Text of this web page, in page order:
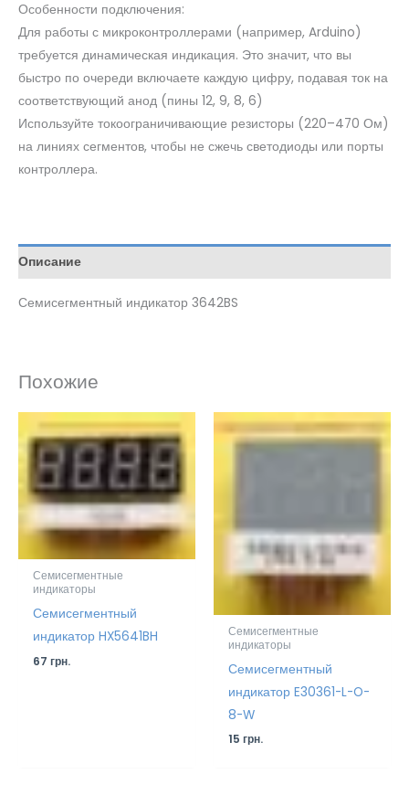
Особенности подключения:
Для работы с микроконтроллерами (например, Arduino)
требуется динамическая индикация. Это значит, что вы
быстро по очереди включаете каждую цифру, подавая ток на
соответствующий анод (пины 12, 9, 8, 6)
Используйте токоограничивающие резисторы (220–470 Ом)
на линиях сегментов, чтобы не сжечь светодиоды или порты
контроллера.
Описание
Семисегментный индикатор 3642BS
Похожие
Семисегментные
индикаторы
Семисегментный
индикатор HX5641BH
67грн.
Семисегментные
индикаторы
Семисегментный
индикатор E30361-L-O-
8-W
15грн.